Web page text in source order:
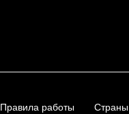
Правила работы Страны